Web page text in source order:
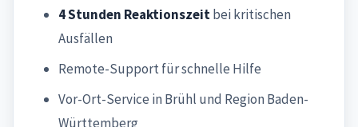
4 Stunden Reaktionszeitbei kritischen
Ausfällen
Remote-Support für schnelle Hilfe
Vor-Ort-Service in Brühl und Region Baden-
Württemberg